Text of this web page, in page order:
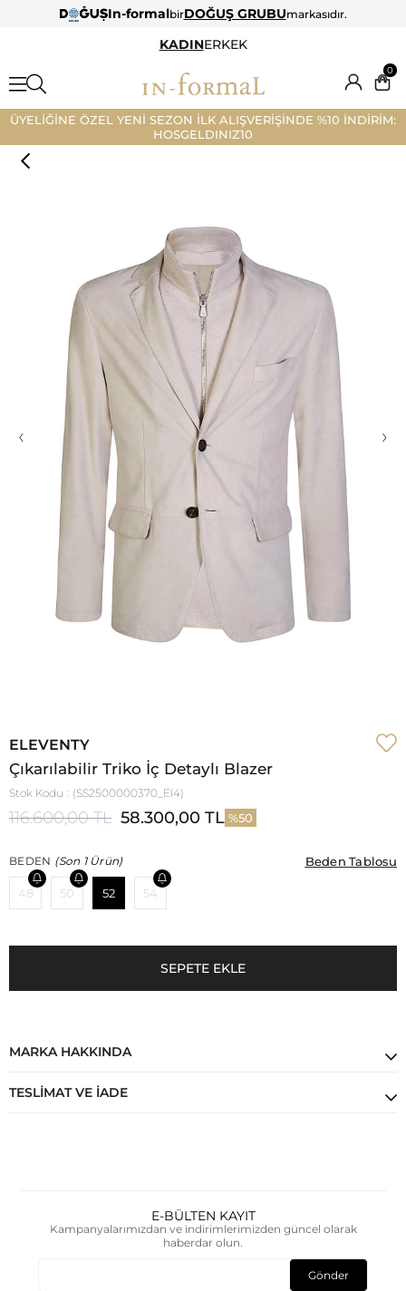
In-formalbirDOĞUŞ GRUBUmarkasıdır.
KADINERKEK
0
ÜYELİĞİNE ÖZEL YENİ SEZON İLK ALIŞVERİŞİNDE %10 İNDİRİM:
HOSGELDINIZ10
‹ ›
ELEVENTY
Çıkarılabilir Triko İç Detaylı Blazer
Stok Kodu (SS2500000370_EI4)
116.600,00 TL 58.300,00 TL 50
BEDEN (Son 1 Ürün) Beden Tablosu
Beden Tablosu
48 50 52 54
MARKA HAKKINDA
TESLIMAT VE İADE
E-BÜLTEN KAYIT
Kampanyalarımızdan ve indirimlerimizden güncel olarak
haberdar olun.
Gönder